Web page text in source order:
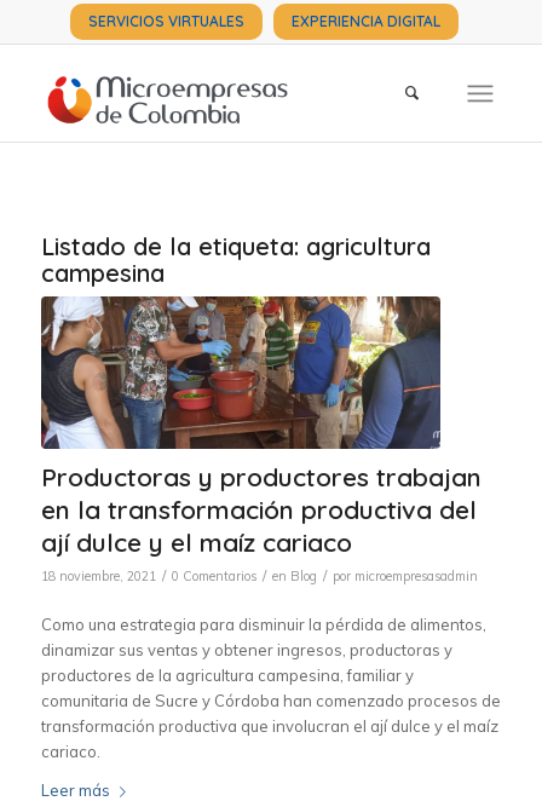
SERVICIOS VIRTUALES EXPERIENCIA DIGITAL
Listado de la etiqueta: agricultura
campesina
Productoras y productores trabajan
en la transformación productiva del
ají dulce y el maíz cariaco
18 noviembre, 2021 / 0 Comentarios / en Blog / por microempresasadmin
Como una estrategia para disminuir la pérdida de alimentos,
dinamizar sus ventas y obtener ingresos, productoras y
productores de la agricultura campesina, familiar y
comunitaria de Sucre y Córdoba han comenzado procesos de
transformación productiva que involucran el ají dulce y el maíz
cariaco.
Leer más